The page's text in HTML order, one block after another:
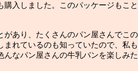
購入しました。このパッケージもこと
があり、たくさんのパン屋さんでこの
まれているのも知っていたので、私も
んなパン屋さんの牛乳パンを楽しみた